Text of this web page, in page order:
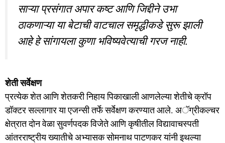
साऱ्या प्रसंगात अपार कष्ट आणि जिद्दीने उभा
ठाकणाऱ्या या बेटाची वाटचाल समृद्धीकडे सुरू झाली
आहे हे सांगायला कुणा भविष्यवेत्याची गरज नाही.
शेती सर्वेक्षण
प्रत्येक शेत आणि शेतकरी निहाय पिकाखाली आणलेल्या शेतीचे क्रॉप
डॉक्टर सल्लागार या एजन्सी तर्फे सर्वेक्षण करण्यात आले. अॅग्रीकल्चर
क्षेत्रात दोन वेळा सुवर्णपदक विजेते आणि कृषीतील विद्यावाचस्पती
आंतरराष्ट्रीय ख्यातीचे अभ्यासक सोमनाथ पाटणकर यांनी इथल्या